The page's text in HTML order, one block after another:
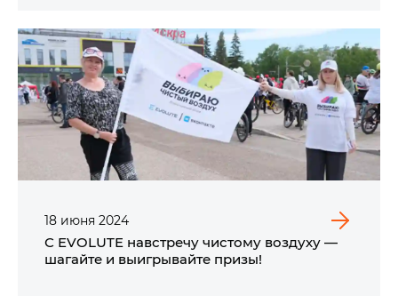
18 июня 2024
С EVOLUTE навстречу чистому воздуху —
шагайте и выигрывайте призы!